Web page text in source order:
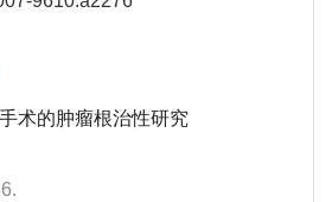
术的肿瘤根治性研究